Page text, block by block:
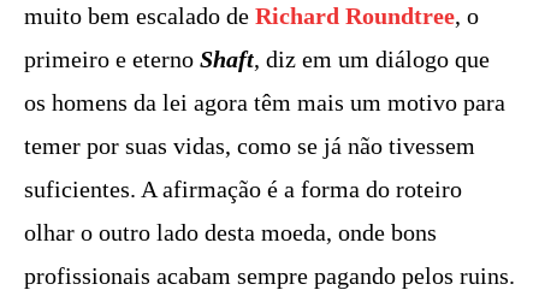
muito bem escalado de Richard Roundtree, o
primeiro e eterno Shaft, diz em um diálogo que
os homens da lei agora têm mais um motivo para
temer por suas vidas, como se já não tivessem
suficientes. A afirmação é a forma do roteiro
olhar o outro lado desta moeda, onde bons
profissionais acabam sempre pagando pelos ruins.